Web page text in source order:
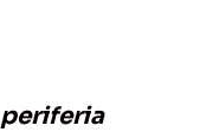
periferia